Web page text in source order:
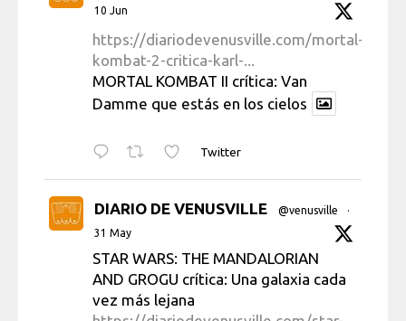
10 Jun
https://diariodevenusville.com/mortal-
kombat-2-critica-karl-...
MORTAL KOMBAT II crítica: Van
Damme que estás en los cielos
Twitter
DIARIO DE VENUSVILLE @venusville
·
31 May
STAR WARS: THE MANDALORIAN
AND GROGU crítica: Una galaxia cada
vez más lejana